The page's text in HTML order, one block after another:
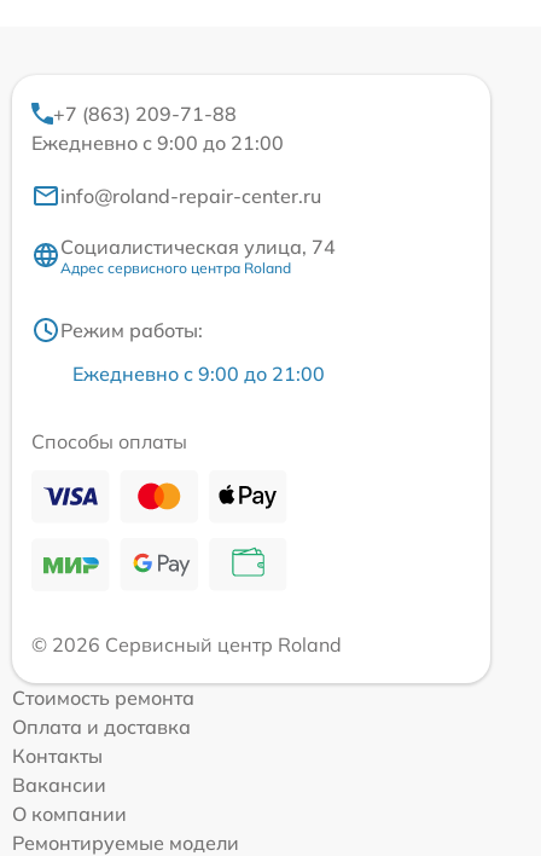
+7 (863) 209-71-88
Ежедневно с 9:00 до 21:00
info@roland-repair-center.ru
Социалистическая улица, 74
Адрес сервисного центра Roland
Режим работы:
Ежедневно с 9:00 до 21:00
Способы оплаты
© 2026 Сервисный центр Roland
Стоимость ремонта
Оплата и доставка
Контакты
Вакансии
О компании
Ремонтируемые модели